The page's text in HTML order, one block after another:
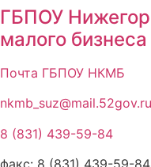
ГБПОУ
малого бизнеса
Почта ГБПОУ НКМБ
nkmb_suz@mail.52gov.ru
8 (831) 439-59-84